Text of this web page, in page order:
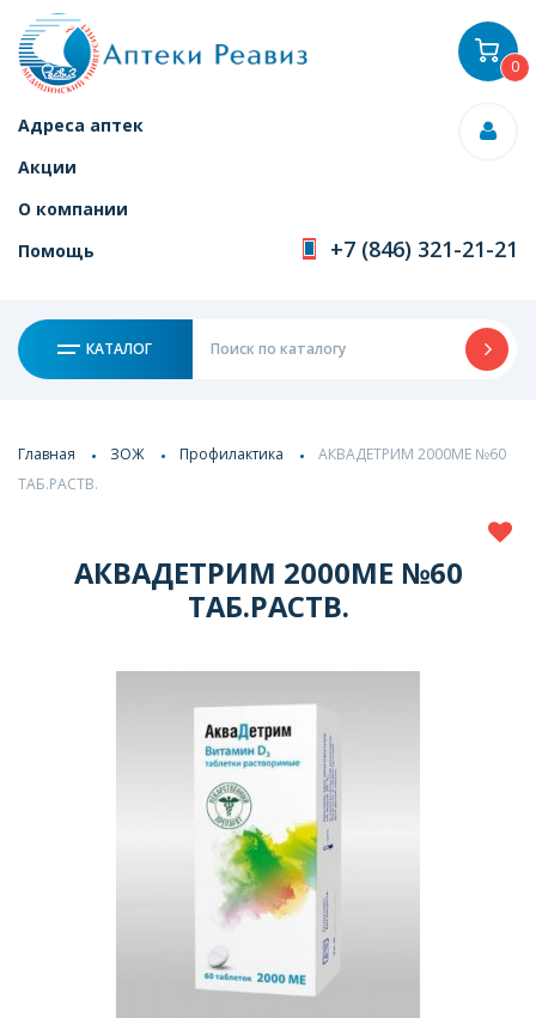
Адреса аптек
Акции
О компании
Помощь
+7 (846) 321-21-21
КАТАЛОГ
0
Главная ЗОЖ Профилактика
АКВАДЕТРИМ 2000МЕ №60
ТАБ.РАСТВ.
АКВАДЕТРИМ 2000МЕ №60
ТАБ.РАСТВ.